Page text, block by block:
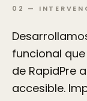
02 —
funcional
de RapidPre
accesible.